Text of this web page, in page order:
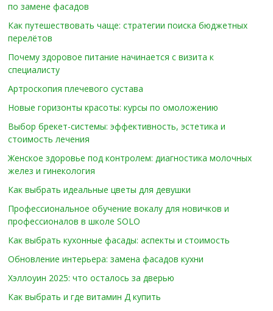
по замене фасадов
Как путешествовать чаще: стратегии поиска бюджетных
перелётов
Почему здоровое питание начинается с визита к
специалисту
Артроскопия плечевого сустава
Новые горизонты красоты: курсы по омоложению
Выбор брекет-системы: эффективность, эстетика и
стоимость лечения
Женское здоровье под контролем: диагностика молочных
желез и гинекология
Как выбрать идеальные цветы для девушки
Профессиональное обучение вокалу для новичков и
профессионалов в школе SOLO
Как выбрать кухонные фасады: аспекты и стоимость
Обновление интерьера: замена фасадов кухни
Хэллоуин 2025: что осталось за дверью
Как выбрать и где витамин Д купить